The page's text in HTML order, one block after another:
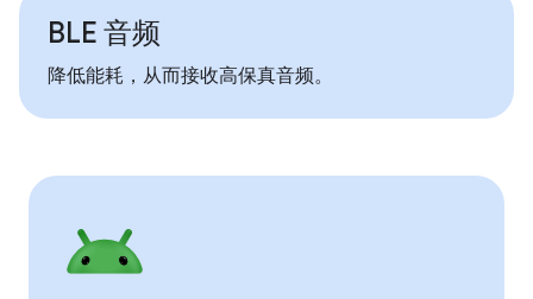
BLE 音频
降低能耗，从而接收高保真音频。